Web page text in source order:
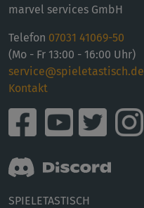
marvel services GmbH
Telefon 07031 41069-50
(Mo - Fr 13:00 - 16:00 Uhr)
service@spieletastisch.de
Kontakt
SPIELETASTISCH